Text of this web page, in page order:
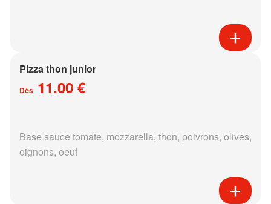
Pizza thon junior
Dès 11.00 €
Base sauce tomate, mozzarella, thon, poivrons, olives,
oignons, oeuf